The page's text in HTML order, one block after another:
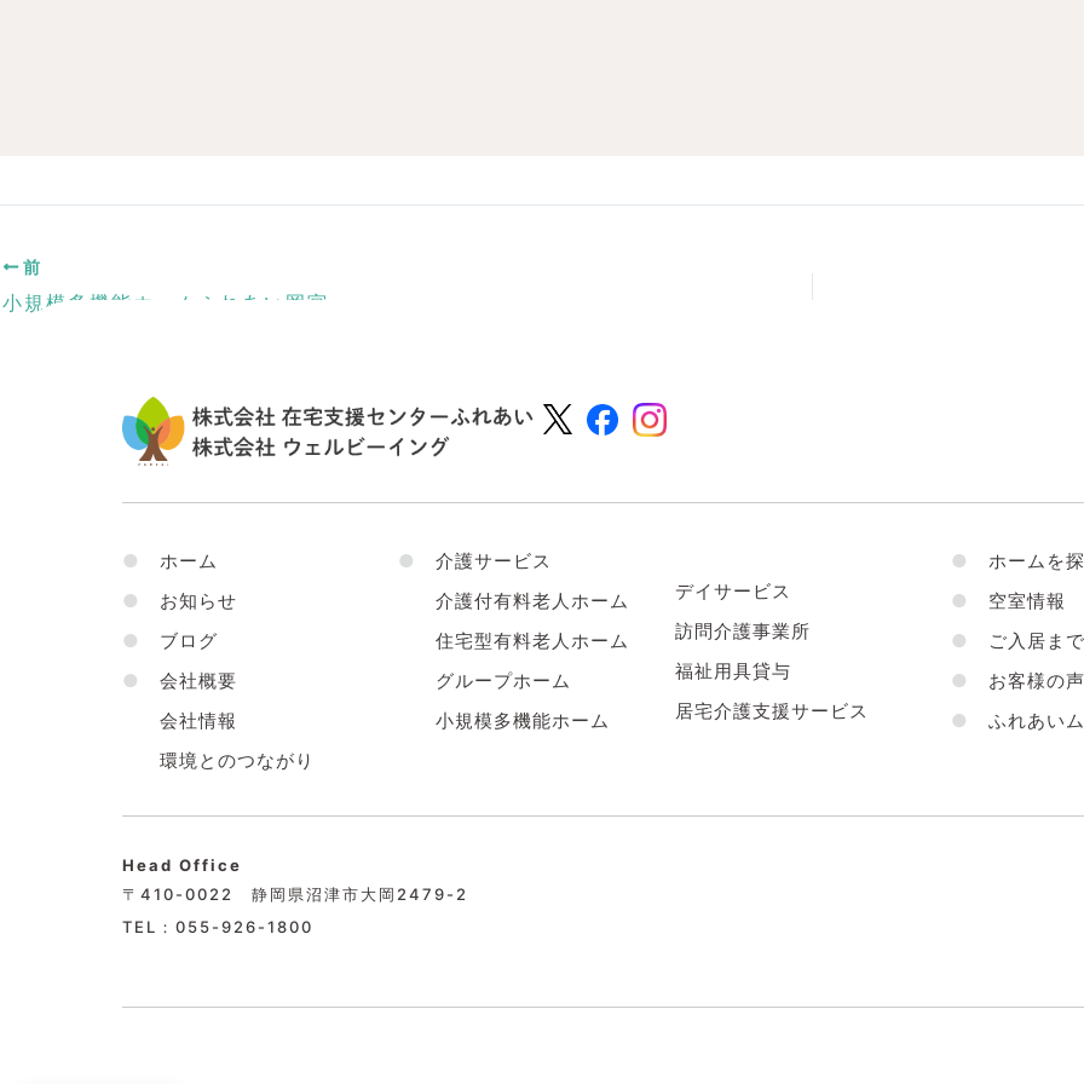
前
小規模多機能ホームふれあい岡宮
●
ホーム
●
お知らせ
●
ブログ
●
会社概要
会社情報
環境とのつながり
●
介護サービス
介護付有料老人ホーム
住宅型有料老人ホーム
グループホーム
小規模多機能ホーム
デイサービス
訪問介護事業所
福祉用具貸与
居宅介護支援サービス
●
ホームを
●
空室情報
●
ご入居ま
●
お客様の声
●
ふれあい
Head Office
〒410-0022 静岡県沼津市大岡2479-2
TEL：055-926-1800